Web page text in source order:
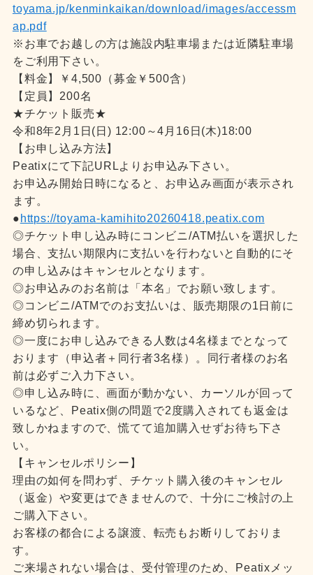
toyama.jp/kenminkaikan/download/images/accessm
ap.pdf
※お車でお越しの方は施設内駐車場または近隣駐車場
をご利用下さい。
【料金】￥4,500（募金￥500含）
【定員】200名
★チケット販売★
令和8年2月1日(日) 12:00～4月16日(木)18:00
【お申し込み方法】
Peatixにて下記URLよりお申込み下さい。
お申込み開始日時になると、お申込み画面が表示され
ます。
●https://toyama-kamihito20260418.peatix.com
◎チケット申し込み時にコンビニ/ATM払いを選択した
場合、支払い期限内に支払いを行わないと自動的にそ
の申し込みはキャンセルとなります。
◎お申込みのお名前は「本名」でお願い致します。
◎コンビニ/ATMでのお支払いは、販売期限の1日前に
締め切られます。
◎一度にお申し込みできる人数は4名様までとなって
おります（申込者＋同行者3名様）。同行者様のお名
前は必ずご入力下さい。
◎申し込み時に、画面が動かない、カーソルが回って
いるなど、Peatix側の問題で2度購入されても返金は
致しかねますので、慌てて追加購入せずお待ち下さ
い。
【キャンセルポリシー】
理由の如何を問わず、チケット購入後のキャンセル
（返金）や変更はできませんので、十分にご検討の上
ご購入下さい。
お客様の都合による譲渡、転売もお断りしておりま
す。
ご来場されない場合は、受付管理のため、Peatixメッ